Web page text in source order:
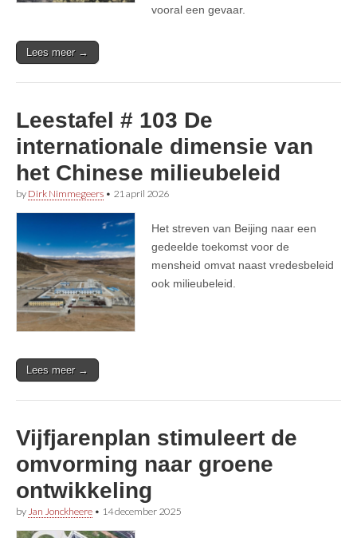
vooral een gevaar.
Lees meer →
Leestafel # 103 De
internationale dimensie van
het Chinese milieubeleid
by Dirk Nimmegeers • 21 april 2026
Het streven van Beijing naar een
gedeelde toekomst voor de
mensheid omvat naast vredesbeleid
ook milieubeleid.
Lees meer →
Vijfjarenplan stimuleert de
omvorming naar groene
ontwikkeling
by Jan Jonckheere • 14 december 2025